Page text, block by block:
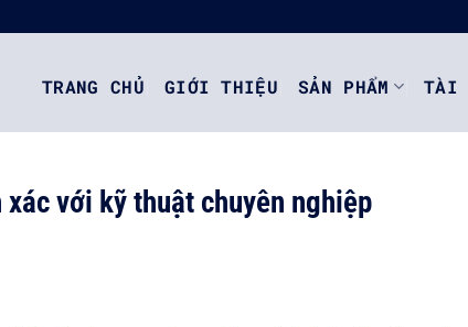
TRANG CHỦ GIỚI THIỆU SẢN PHẨM TÀI
với kỹ thuật chuyên nghiệp